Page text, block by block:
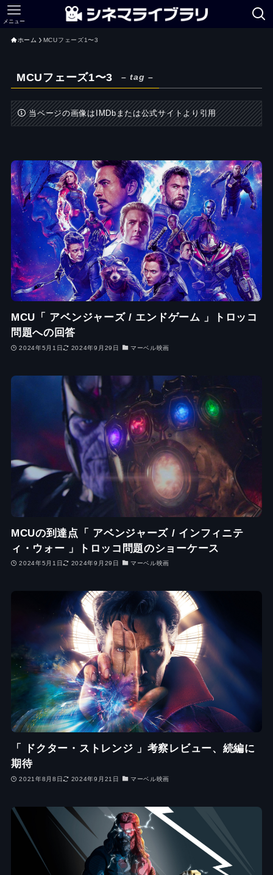
メニュー
ホーム MCUフェーズ1〜3
MCUフェーズ1〜3 – tag –
当ページの画像はIMDbまたは公式サイトより引用
MCU「 アベンジャーズ / エンドゲーム 」トロッコ
問題への回答
2024年5月1日 2024年9月29日 マーベル映画
MCUの到達点「 アベンジャーズ / インフィニテ
ィ・ウォー 」トロッコ問題のショーケース
2024年5月1日 2024年9月29日 マーベル映画
「 ドクター・ストレンジ 」考察レビュー、続編に
期待
2021年8月8日 2024年9月21日 マーベル映画